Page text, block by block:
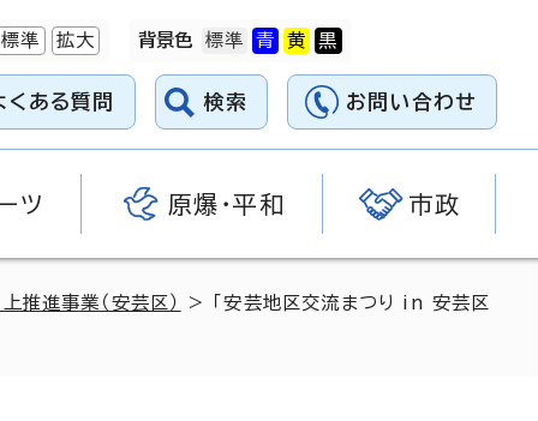
標準 拡大 背景色
くある質問 検索 お問い合わせ
ツ 原爆・平和 市政
推進事業（安芸区）
> 「安芸地区交流まつり in 安芸区